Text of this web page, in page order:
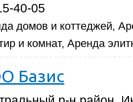
40-05
домов и коттеджей,
и комнат, Аренда
Базис